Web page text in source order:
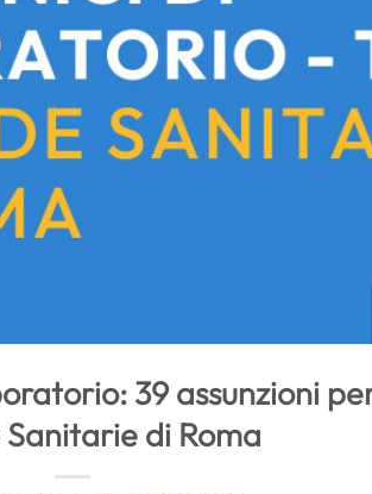
39 assunzioni
di Roma